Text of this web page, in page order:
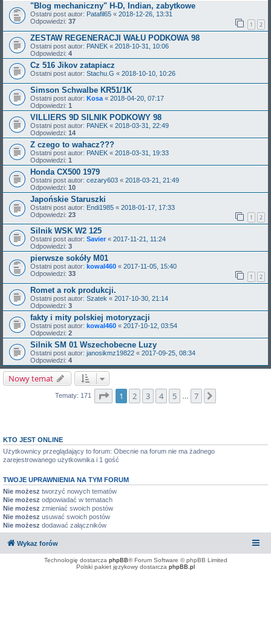
"Blog mechaniczny" H-D, Indian, zabytkowe
Ostatni post autor: Patafil65 « 2018-12-26, 13:31
Odpowiedzi: 37 1 2
ZESTAW REGENERACJI WAŁU PODKOWA 98
Ostatni post autor: PANEK « 2018-10-31, 10:06
Odpowiedzi: 4
Cz 516 Jikov zatapiacz
Ostatni post autor: Stachu.G « 2018-10-10, 10:26
Simson Schwalbe KR51/1K
Ostatni post autor: Kosa « 2018-04-20, 07:17
Odpowiedzi: 1
VILLIERS 9D SILNIK PODKOWY 98
Ostatni post autor: PANEK « 2018-03-31, 22:49
Odpowiedzi: 14
Z czego to wahacz???
Ostatni post autor: PANEK « 2018-03-31, 19:33
Odpowiedzi: 1
Honda CX500 1979
Ostatni post autor: cezary603 « 2018-03-21, 21:49
Odpowiedzi: 10
Japońskie Staruszki
Ostatni post autor: Endi1985 « 2018-01-17, 17:33
Odpowiedzi: 23 1 2
Silnik WSK W2 125
Ostatni post autor: Savier« 2017-11-21, 11:24
Odpowiedzi: 3
pierwsze sokóły M01
Ostatni post autor: kowal460 « 2017-11-05, 15:40
Odpowiedzi: 33 1 2
Romet a rok produkcji.
Ostatni post autor: Szatek « 2017-10-30, 21:14
Odpowiedzi: 3
fakty i mity polskiej motoryzacji
Ostatni post autor: kowal460 « 2017-10-12, 03:54
Odpowiedzi: 2
Silnik SM 01 Wszechobecne Luzy
Ostatni post autor: janosikmz19822 « 2017-09-25, 08:34
Odpowiedzi: 4
Nowy temat
Tematy: 171 Strona1 z7
1 2 3 4 5 7
KTO JEST ONLINE
Użytkownicy przeglądający to forum: Obecnie na forum nie ma żadnego
zarejestrowanego użytkownika i 1 gość
TWOJE UPRAWNIENIA NA TYM FORUM
Nie możesz tworzyć nowych tematów
Nie możesz odpowiadać w tematach
Nie możesz zmieniać swoich postów
Nie możesz usuwać swoich postów
Nie możesz dodawać załączników
Wykaz forów
Technologię dostarcza phpBB® Forum Software © phpBB Limited
Polski pakiet językowy dostarcza phpBB.pl